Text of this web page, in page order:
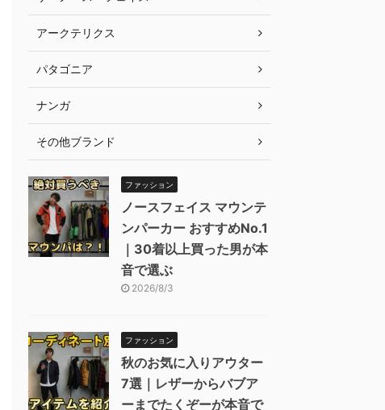
アークテリクス
パタゴニア
ナンガ
その他ブランド
ファッション
ノースフェイス マウンテ
ンパーカー おすすめNo.1
｜30着以上買った男が本
音で選ぶ
2026/8/3
ファッション
秋のお気に入りアウター
7選｜レザーからバブア
ーまでたくぞーが本音で